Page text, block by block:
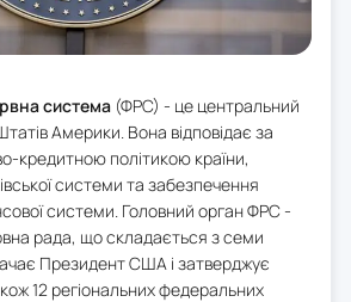
система (ФРС) - це центральний
Америки. Вона відповідає за
кредитною політикою країни,
системи та забезпечення
системи. Головний орган ФРС -
рада, що складається з семи
Президент США і затверджує
12 регіональних федеральних